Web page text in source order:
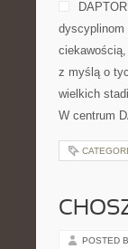
dyscyplinom
z myślą o
wielkich
W centrum
POSTED